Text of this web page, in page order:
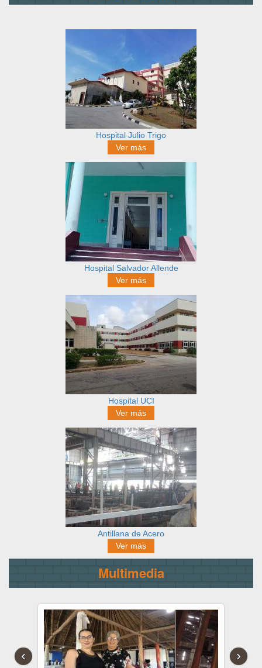
Hospital Julio Trigo
Ver más
Hospital Salvador Allende
Ver más
Hospital UCI
Ver más
Antillana de Acero
Ver más
Multimedia